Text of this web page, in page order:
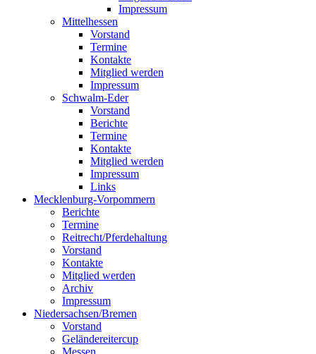
Impressum
Mittelhessen
Vorstand
Termine
Kontakte
Mitglied werden
Impressum
Schwalm-Eder
Vorstand
Berichte
Termine
Kontakte
Mitglied werden
Impressum
Links
Mecklenburg-Vorpommern
Berichte
Termine
Reitrecht/Pferdehaltung
Vorstand
Kontakte
Mitglied werden
Archiv
Impressum
Niedersachsen/Bremen
Vorstand
Geländereitercup
Messen